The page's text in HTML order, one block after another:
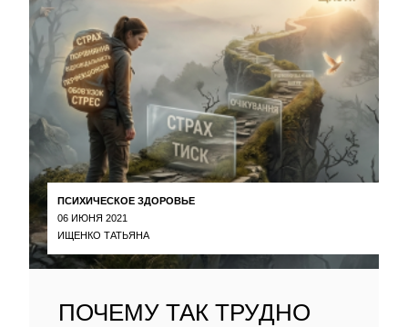
ПСИХИЧЕСКОЕ ЗДОРОВЬЕ
06 ИЮНЯ 2021
ИЩЕНКО ТАТЬЯНА
ПОЧЕМУ ТАК ТРУДНО